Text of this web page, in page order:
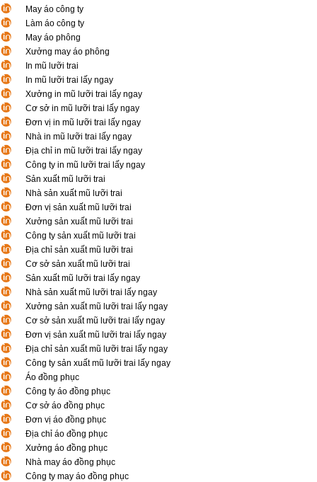
May áo công ty
Làm áo công ty
May áo phông
Xưởng may áo phông
In mũ lưỡi trai
In mũ lưỡi trai lấy ngay
Xưởng in mũ lưỡi trai lấy ngay
Cơ sở in mũ lưỡi trai lấy ngay
Đơn vị in mũ lưỡi trai lấy ngay
Nhà in mũ lưỡi trai lấy ngay
Địa chỉ in mũ lưỡi trai lấy ngay
Công ty in mũ lưỡi trai lấy ngay
Sản xuất mũ lưỡi trai
Nhà sản xuất mũ lưỡi trai
Đơn vị sản xuất mũ lưỡi trai
Xưởng sản xuất mũ lưỡi trai
Công ty sản xuất mũ lưỡi trai
Địa chỉ sản xuất mũ lưỡi trai
Cơ sở sản xuất mũ lưỡi trai
Sản xuất mũ lưỡi trai lấy ngay
Nhà sản xuất mũ lưỡi trai lấy ngay
Xưởng sản xuất mũ lưỡi trai lấy ngay
Cơ sở sản xuất mũ lưỡi trai lấy ngay
Đơn vị sản xuất mũ lưỡi trai lấy ngay
Địa chỉ sản xuất mũ lưỡi trai lấy ngay
Công ty sản xuất mũ lưỡi trai lấy ngay
Áo đồng phục
Công ty áo đồng phục
Cơ sở áo đồng phục
Đơn vị áo đồng phục
Địa chỉ áo đồng phục
Xưởng áo đồng phục
Nhà may áo đồng phục
Công ty may áo đồng phục